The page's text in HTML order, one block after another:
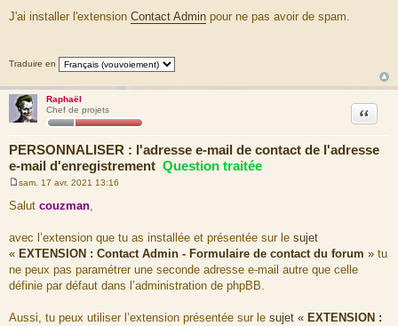
e
s
e
J'ai installer l'extension Contact Admin pour ne pas avoir de spam.
Traduire en
Raphaël
Chef de projets
PERSONNALISER : l'adresse e-mail de contact de l'adresse
e-mail d'enregistrement Question traitée
Citation
e
s
g
e
sam. 17 avr. 2021 13:16
Salut couzman,
avec l’extension que tu as installée et présentée sur le sujet
« EXTENSION : Contact Admin - Formulaire de contact du forum » tu
ne peux pas paramétrer une seconde adresse e-mail autre que celle
définie par défaut dans l’administration de phpBB.
Aussi, tu peux utiliser l’extension présentée sur le sujet « EXTENSION :